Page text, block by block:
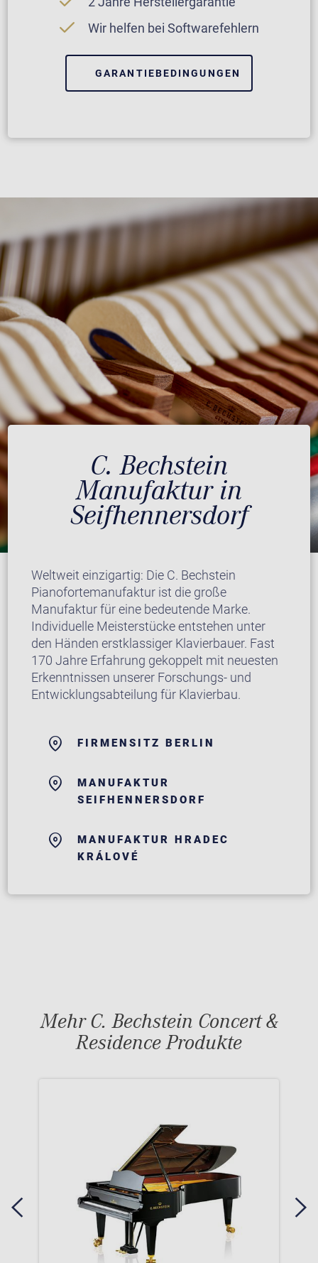
Wir helfen bei Softwarefehlern
GARANTIEBEDINGUNGEN
C. Bechstein
Manufaktur in
Seifhennersdorf
Weltweit einzigartig: Die C. Bechstein
Pianofortemanufaktur ist die große
Manufaktur für eine bedeutende Marke.
Individuelle Meisterstücke entstehen unter
den Händen erstklassiger Klavierbauer. Fast
170 Jahre Erfahrung gekoppelt mit neuesten
Erkenntnissen unserer Forschungs- und
Entwicklungsabteilung für Klavierbau.
FIRMENSITZ BERLIN
MANUFAKTUR
SEIFHENNERSDORF
MANUFAKTUR HRADEC
KRÁLOVÉ
Mehr C. Bechstein Concert &
Residence Produkte